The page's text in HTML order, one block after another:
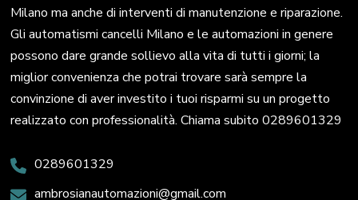
Milano ma anche di interventi di manutenzione e riparazione.
Gli automatismi cancelli Milano e le automazioni in genere
possono dare grande sollievo alla vita di tutti i giorni; la
miglior convenienza che potrai trovare sarà sempre la
convinzione di aver investito i tuoi risparmi su un progetto
realizzato con professionalità. Chiama subito 0289601329
0289601329
ambrosianautomazioni@gmail.com